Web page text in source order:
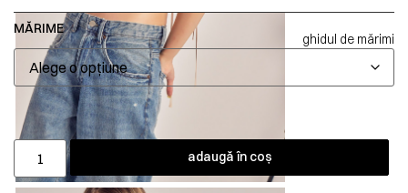
MĂRIME
ghidul de mărimi
adaugă în coș